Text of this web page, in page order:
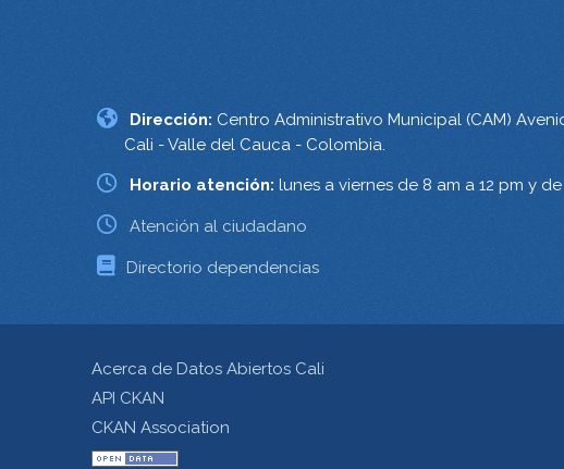
Dirección: Centro Administrativo Municipal (CAM)
Cali - Valle del Cauca - Colombia.
Horario atención: lunes a viernes de 8 am a 12 pm y
Atención al ciudadano
Directorio dependencias
Acerca de Datos Abiertos Cali
API CKAN
CKAN Association